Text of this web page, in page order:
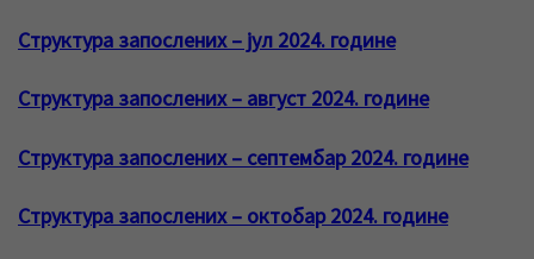
Структура запослених – јул 2024. године
Структура запослених – август 2024. године
Структура запослених – септембар 2024. године
Структура запослених – октобар 2024. године